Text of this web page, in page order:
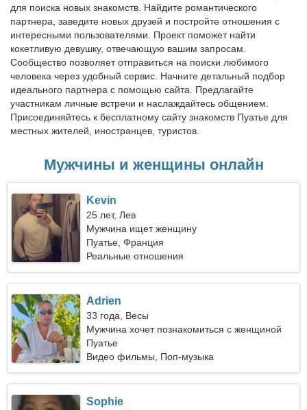
для поиска новых знакомств. Найдите романтического
партнера, заведите новых друзей и постройте отношения с
интересными пользователями. Проект поможет найти
кокетливую девушку, отвечающую вашим запросам.
Сообщество позволяет отправиться на поиски любимого
человека через удобный сервис. Начните детальный подбор
идеального партнера с помощью сайта. Предлагайте
участникам личные встречи и наслаждайтесь общением.
Присоединяйтесь к бесплатному сайту знакомств Пуатье для
местных жителей, иностранцев, туристов.
Мужчины и женщины онлайн
Kevin
25 лет, Лев
Мужчина ищет женщину
Пуатье, Франция
Реальные отношения
Adrien
33 года, Весы
Мужчина хочет познакомиться с женщиной
Пуатье
Видео фильмы, Поп-музыка
Sophie